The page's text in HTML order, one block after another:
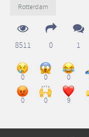
Rotterdam
8511 0 1
0 0 0
0 0 9